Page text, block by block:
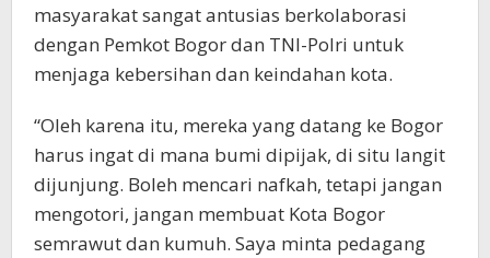
masyarakat sangat antusias berkolaborasi
dengan Pemkot Bogor dan TNI-Polri untuk
menjaga kebersihan dan keindahan kota.
“Oleh karena itu, mereka yang datang ke Bogor
harus ingat di mana bumi dipijak, di situ langit
dijunjung. Boleh mencari nafkah, tetapi jangan
mengotori, jangan membuat Kota Bogor
semrawut dan kumuh. Saya minta pedagang